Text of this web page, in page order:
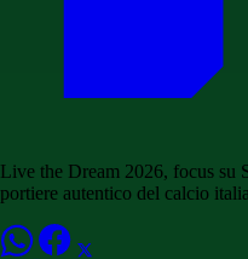
Live the Dream 2026, focus su
portiere autentico del calcio